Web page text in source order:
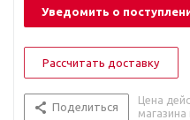
Уведомить о
Рассчитать доставку
Поделиться
Цена